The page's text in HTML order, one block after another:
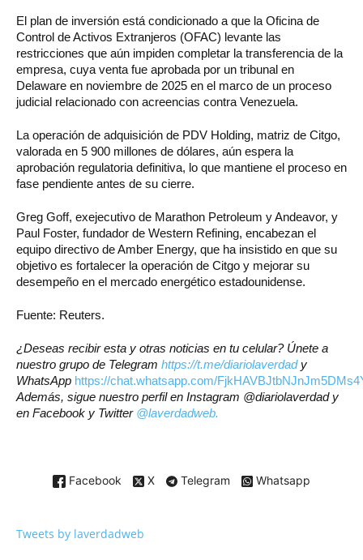
El plan de inversión está condicionado a que la Oficina de
Control de Activos Extranjeros (OFAC) levante las
restricciones que aún impiden completar la transferencia de la
empresa, cuya venta fue aprobada por un tribunal en
Delaware en noviembre de 2025 en el marco de un proceso
judicial relacionado con acreencias contra Venezuela.
La operación de adquisición de PDV Holding, matriz de Citgo,
valorada en 5 900 millones de dólares, aún espera la
aprobación regulatoria definitiva, lo que mantiene el proceso en
fase pendiente antes de su cierre.
Greg Goff, exejecutivo de Marathon Petroleum y Andeavor, y
Paul Foster, fundador de Western Refining, encabezan el
equipo directivo de Amber Energy, que ha insistido en que su
objetivo es fortalecer la operación de Citgo y mejorar su
desempeño en el mercado energético estadounidense.
Fuente: Reuters.
¿Deseas recibir esta y otras noticias en tu celular? Únete a
nuestro grupo de Telegram https://t.me/diariolaverdady
WhatsApp https://chat.whatsapp.com/
Además, sigue nuestro perfil en Instagram @diariolaverdad y
en Facebook y Twitter @laverdadweb.
Facebook X Telegram Whatsapp
Tweets by laverdadweb